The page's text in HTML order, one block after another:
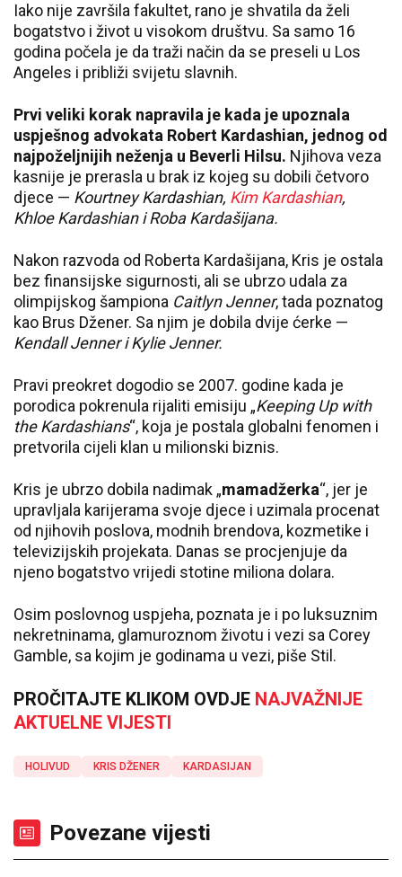
Iako nije završila fakultet, rano je shvatila da želi
bogatstvo i život u visokom društvu. Sa samo 16
godina počela je da traži način da se preseli u Los
Angeles i približi svijetu slavnih.
Prvi veliki korak napravila je kada je upoznala
uspješnog advokata Robert Kardashian, jednog od
najpoželjnijih neženja u Beverli Hilsu. Njihova veza
kasnije je prerasla u brak iz kojeg su dobili četvoro
djece — Kourtney Kardashian, Kim Kardashian,
Khloe Kardashiani Roba Kardašijana.
Nakon razvoda od Roberta Kardašijana, Kris je ostala
bez finansijske sigurnosti, ali se ubrzo udala za
olimpijskog šampiona Caitlyn Jenner, tada poznatog
kao Brus Džener. Sa njim je dobila dvije ćerke —
Kendall JenneriKylie Jenner.
Pravi preokret dogodio se 2007. godine kada je
porodica pokrenula rijaliti emisiju „Keeping Up with
the Kardashians“, koja je postala globalni fenomen i
pretvorila cijeli klan u milionski biznis.
Kris je ubrzo dobila nadimak „mamadžerka“, jer je
upravljala karijerama svoje djece i uzimala procenat
od njihovih poslova, modnih brendova, kozmetike i
televizijskih projekata. Danas se procjenjuje da
njeno bogatstvo vrijedi stotine miliona dolara.
Osim poslovnog uspjeha, poznata je i po luksuznim
nekretninama, glamuroznom životu i vezi sa Corey
Gamble, sa kojim je godinama u vezi, piše Stil.
PROČITAJTE KLIKOM OVDJE NAJVAŽNIJE
AKTUELNE VIJESTI
HOLIVUD KRIS DŽENER KARDASIJAN
Povezane vijesti